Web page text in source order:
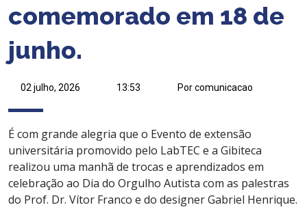
comemorado em 18 de
junho.
02 julho, 2026 13:53 Por comunicacao
É com grande alegria que o Evento de extensão
universitária promovido pelo LabTEC e a Gibiteca
realizou uma manhã de trocas e aprendizados em
celebração ao Dia do Orgulho Autista com as palestras
do Prof. Dr. Vítor Franco e do designer Gabriel Henrique.